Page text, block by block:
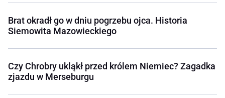
Brat okradł go w dniu pogrzebu ojca. Historia
Siemowita Mazowieckiego
Czy Chrobry ukląkł przed królem Niemiec? Zagadka
zjazdu w Merseburgu